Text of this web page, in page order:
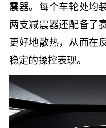
震器。每个车轮处均
两支减震器还配备了
更好地散热，从而在
稳定的操控表现。